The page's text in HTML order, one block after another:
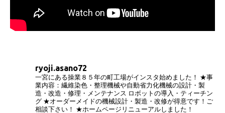
ryoji.asano72
一宮にある操業８５年の町工場がインスタ始めました！
★事
業内容：繊維染色・整理機械や自動省力化機械の設計・製
造・改造・修理・メンテナンス ロボットの導入・ティーチン
グ ★オーダーメイドの機械設計・製造・改修が得意です！ご
相談下さい！
★ホームページリニューアルしました！